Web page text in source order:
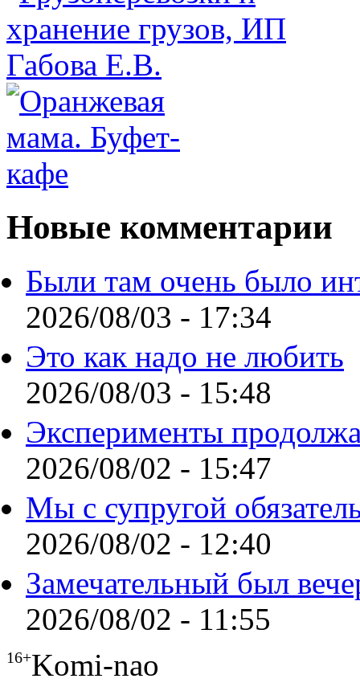
Новые комментарии
Были там очень было
2026/08/03 - 17:34
Это как надо не любить
2026/08/03 - 15:48
Эксперименты
2026/08/02 - 15:47
Мы с супругой
2026/08/02 - 12:40
Замечательный был
2026/08/02 - 11:55
16+Komi-nao